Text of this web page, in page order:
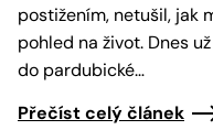
postižením, netušil, jak
pohled na život. Dnes
do pardubické…
Přečíst celý článek